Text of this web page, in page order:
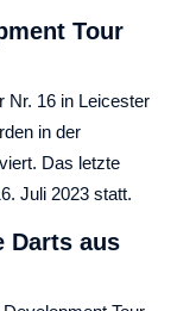
Tour
Nr. 16 in Leicester
in der
Das letzte
Juli 2023 statt.
Darts aus